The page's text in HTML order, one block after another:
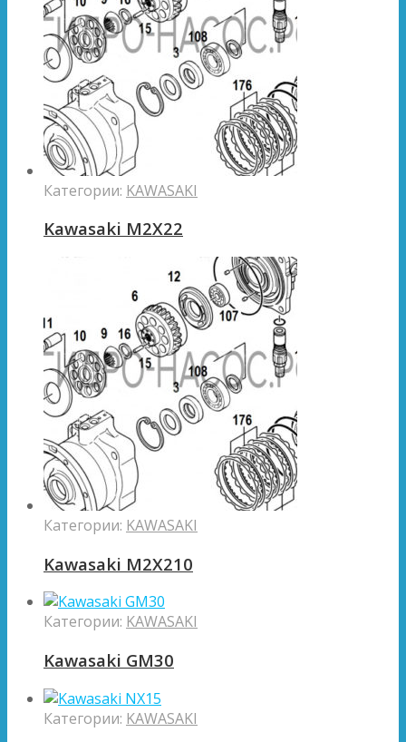
Категории: KAWASAKI
Kawasaki M2X22
Категории: KAWASAKI
Kawasaki M2X210
Категории: KAWASAKI
Kawasaki GM30
Категории: KAWASAKI